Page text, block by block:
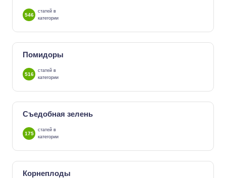
546
статей в
категории
Помидоры
516
статей в
категории
Съедобная зелень
175
статей в
категории
Корнеплоды